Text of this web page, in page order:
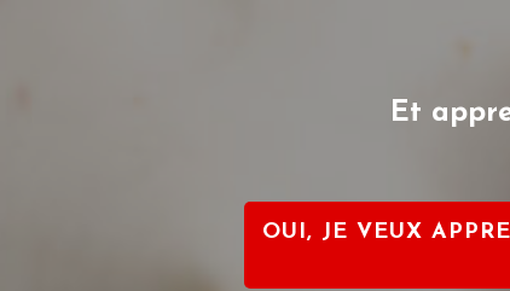
Et
OUI, JE VEUX